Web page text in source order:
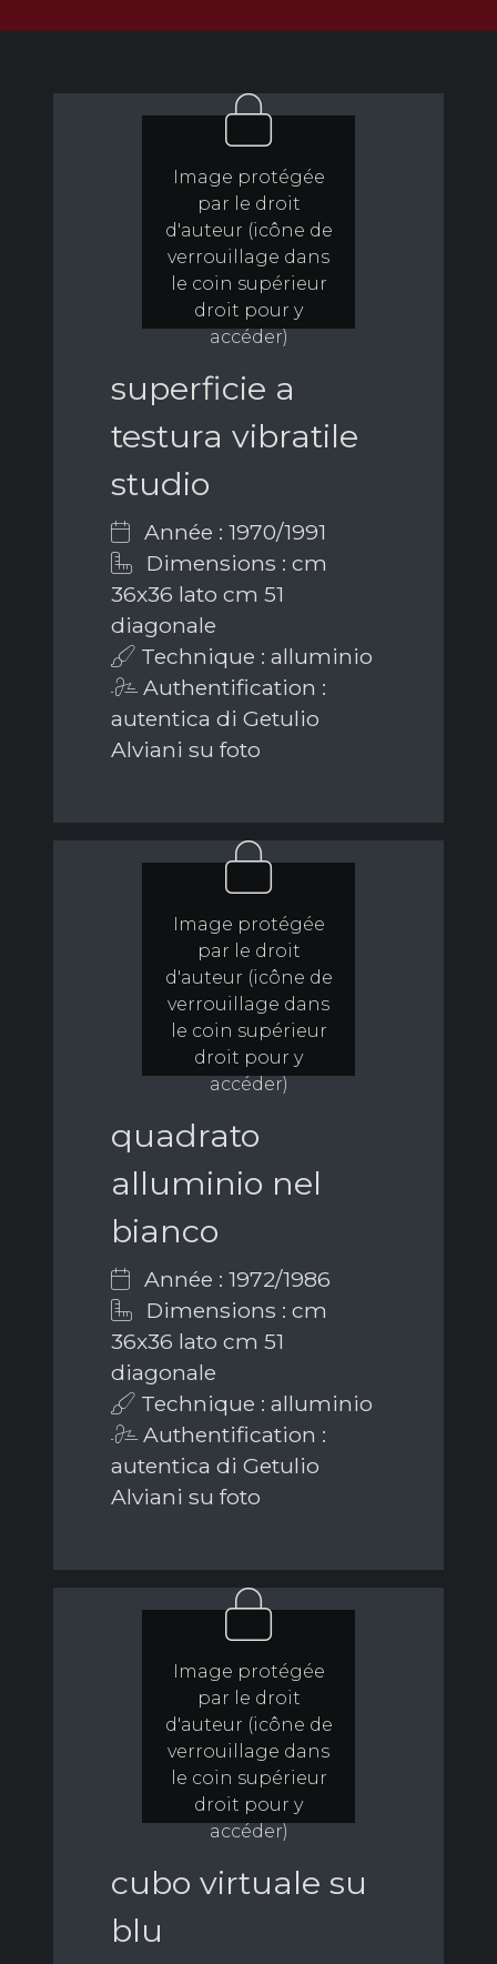
Image protégée
par le droit
d'auteur (icône de
verrouillage dans
le coin supérieur
droit pour y
accéder)
superficie a
testura vibratile
studio
Année : 1970/1991
Dimensions : cm
36x36 lato cm 51
diagonale
Technique : alluminio
Authentification :
autentica di Getulio
Alviani su foto
Image protégée
par le droit
d'auteur (icône de
verrouillage dans
le coin supérieur
droit pour y
accéder)
quadrato
alluminio nel
bianco
Année : 1972/1986
Dimensions : cm
36x36 lato cm 51
diagonale
Technique : alluminio
Authentification :
autentica di Getulio
Alviani su foto
Image protégée
par le droit
d'auteur (icône de
verrouillage dans
le coin supérieur
droit pour y
accéder)
cubo virtuale su
blu